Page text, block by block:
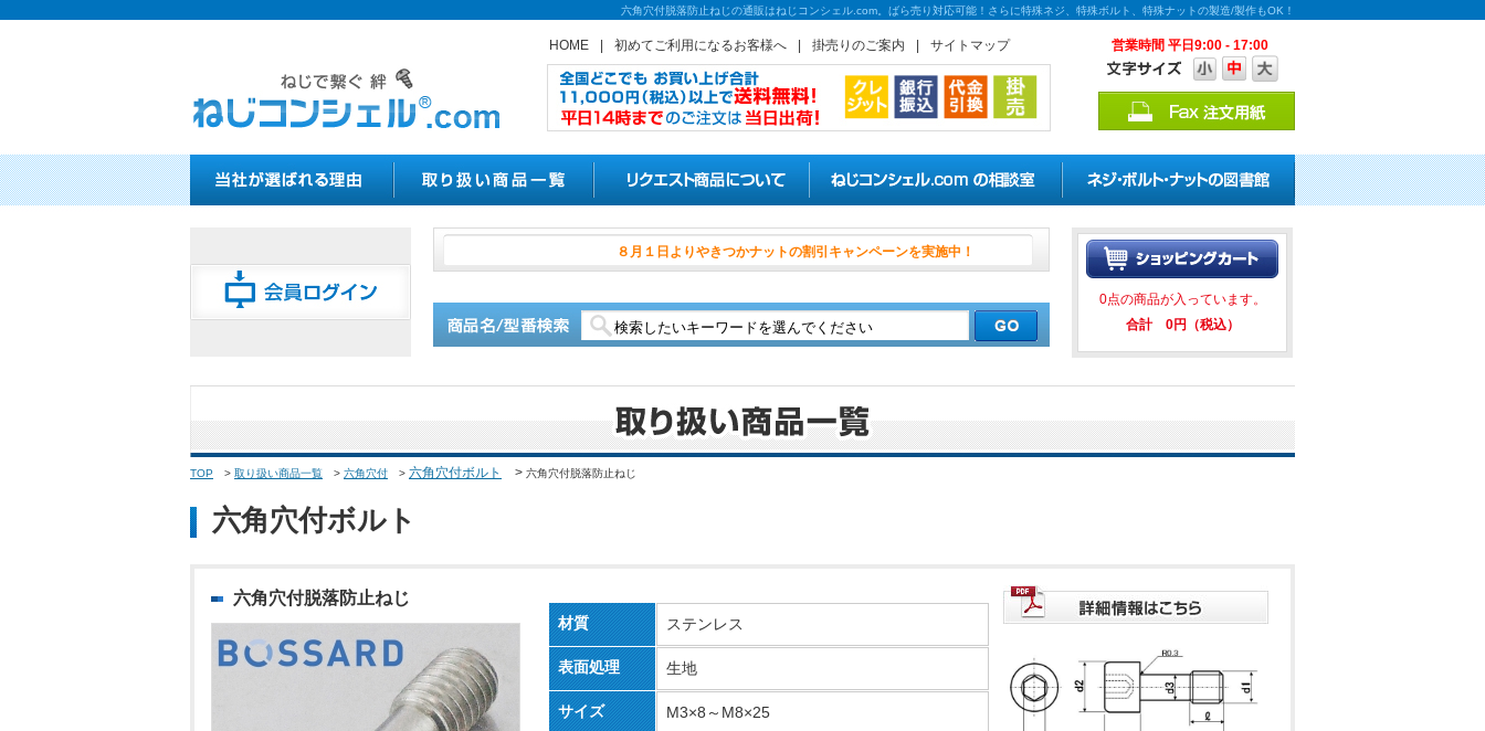
六角穴付脱落防止ねじの通販はねじコンシェル.com。ばら売り対応可能！さらに特殊ネジ、特殊ボルト、特殊ナットの製造/製作もOK！
HOME 初めてご利用になるお客様へ 掛売りのご案内 サイトマップ 営業時間 平日9:00 - 17:00
８月１日よりやきつかナットの割引キャンペーンを実施
0点の商品が入っています。
合計 0円（税込）
TOP > 取り扱い商品一覧 > 六角穴付 > 六角穴付ボルト > 六角穴付脱落防止ねじ
六角穴付ボルト
六角穴付脱落防止ねじ
材質 ステンレス
表面処理 生地
サイズ M3×8～M8×25